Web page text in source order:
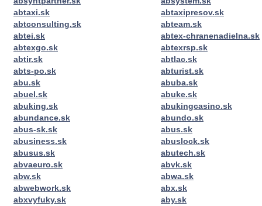
abtaxi.sk
abtaxipresov.sk
abtconsulting.sk
abteam.sk
abtei.sk
abtex-chranenadielna.sk
abtexgo.sk
abtexrsp.sk
abtir.sk
abtlac.sk
abts-po.sk
abturist.sk
abu.sk
abuba.sk
abuel.sk
abuke.sk
abuking.sk
abukingcasino.sk
abundance.sk
abundo.sk
abus-sk.sk
abus.sk
abusiness.sk
abuslock.sk
abusus.sk
abutech.sk
abvaeuro.sk
abvk.sk
abw.sk
abwa.sk
abwebwork.sk
abx.sk
abxvyfuky.sk
aby.sk